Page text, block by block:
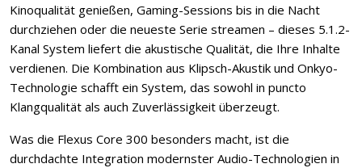
Kinoqualität genießen, Gaming-Sessions bis in die Nacht
durchziehen oder die neueste Serie streamen – dieses 5.1.2-
Kanal System liefert die akustische Qualität, die Ihre Inhalte
verdienen. Die Kombination aus Klipsch-Akustik und Onkyo-
Technologie schafft ein System, das sowohl in puncto
Klangqualität als auch Zuverlässigkeit überzeugt.
Was die Flexus Core 300 besonders macht, ist die
durchdachte Integration modernster Audio-Technologien in